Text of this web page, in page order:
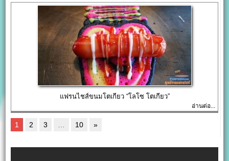
แฟรนไชส์ขนมโตเกียว “โลโซ โตเกียว”
อ่านต่อ...
1 2 3 10 »